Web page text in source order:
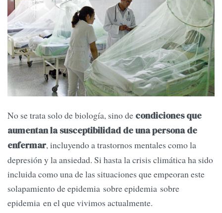
No se trata solo de biología, sino de condiciones que
aumentan la susceptibilidad de una persona de
enfermar, incluyendo a trastornos mentales como la
depresión y la ansiedad. Si hasta la crisis climática ha sido
incluida como una de las situaciones que empeoran este
solapamiento de epidemia sobre epidemia sobre
epidemia en el que vivimos actualmente.